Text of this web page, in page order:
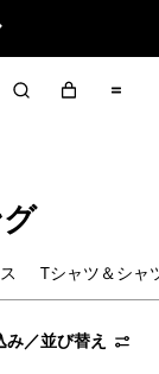
Tシャツ＆シャ
み／並び替え